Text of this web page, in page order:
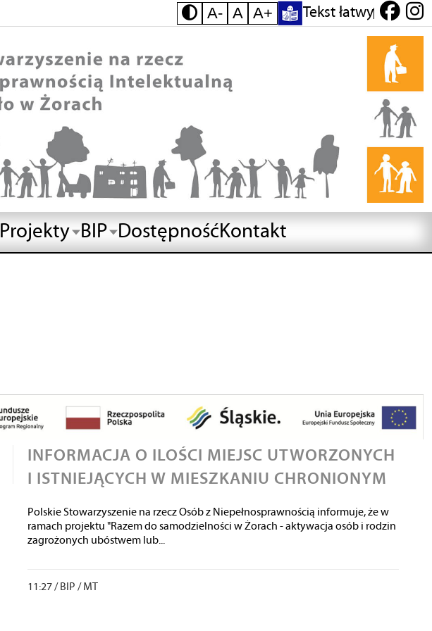
A- A A+ Tekst łatwy
Projekty BIP DostępnośćKontakt
INFORMACJA O ILOŚCI MIEJSC UTWORZONYCH
I ISTNIEJĄCYCH W MIESZKANIU CHRONIONYM
Polskie Stowarzyszenie na rzecz Osób z Niepełnosprawnością informuje, że w
ramach projektu "Razem do samodzielności w Żorach - aktywacja osób i rodzin
zagrożonych ubóstwem lub...
11:27 / BIP / MT